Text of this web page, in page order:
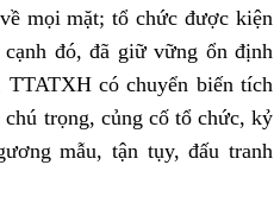
mọi mặt; tổ chức được kiện
đó, đã giữ vững ổn định
có chuyển biến tích
trọng, củng cố tổ chức, kỷ
mẫu, tận tụy, đấu tranh